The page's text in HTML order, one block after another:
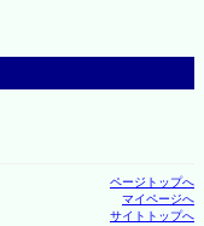
ページトップへ
マイページへ
サイトトップへ